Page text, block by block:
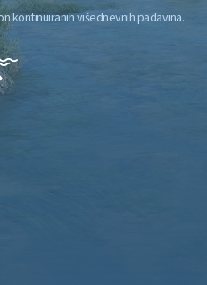
kontinuiranih višednevnih padavina.